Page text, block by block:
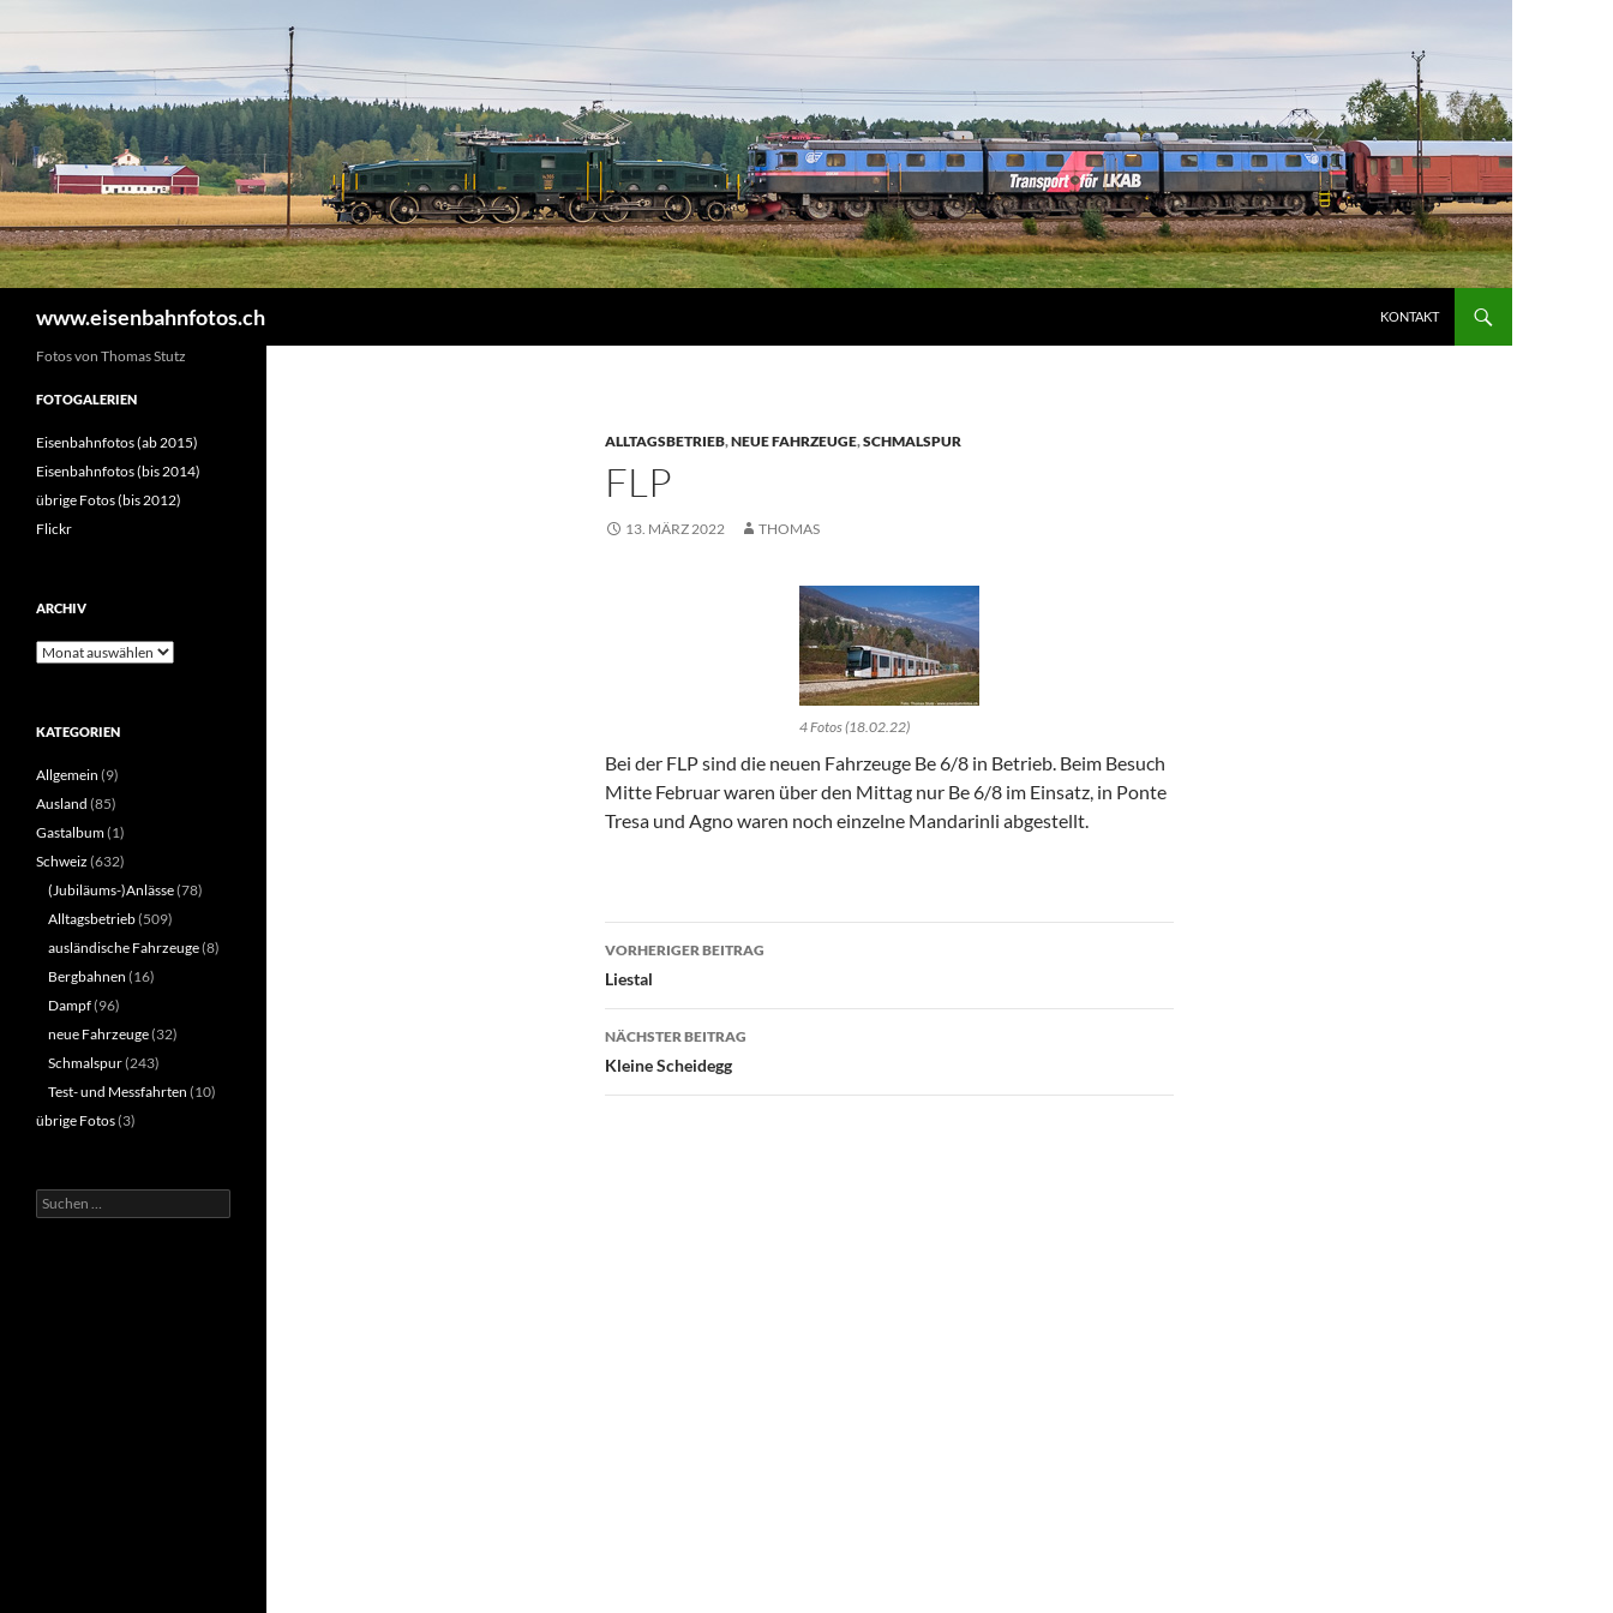
springen
www.eisenbahnfotos.ch KONTAKT
ALLTAGSBETRIEB,NEUE FAHRZEUGE,SCHMALSPUR
FLP
13. MÄRZ 2022 THOMAS
4 Fotos (18.02.22)
Bei der FLP sind die neuen Fahrzeuge Be 6/8 in Betrieb. Beim Besuch
Mitte Februar waren über den Mittag nur Be 6/8 im Einsatz, in Ponte
Tresa und Agno waren noch einzelne Mandarinli abgestellt.
Beitragsnavigation
VORHERIGER BEITRAG
Liestal
NÄCHSTER BEITRAG
Kleine Scheidegg
Fotos von Thomas Stutz
FOTOGALERIEN
Eisenbahnfotos (ab 2015)
Eisenbahnfotos (bis 2014)
übrige Fotos (bis 2012)
Flickr
ARCHIV
Archiv
KATEGORIEN
Allgemein (9)
Ausland (85)
Gastalbum(1)
Schweiz (632)
(Jubiläums-)Anlässe(78)
Alltagsbetrieb(509)
ausländische Fahrzeuge(8)
Bergbahnen (16)
Dampf(96)
neue Fahrzeuge(32)
Schmalspur(243)
Test- und Messfahrten (10)
übrige Fotos(3)
Suchen
nach: